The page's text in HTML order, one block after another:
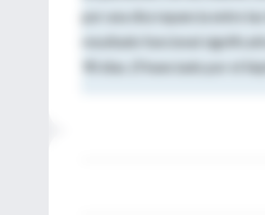
por una discrepancia entre
resultado funcional
90 días. (Financiado por el